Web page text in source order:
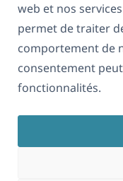
web et nos
permet de traiter
comportement de
consentement
fonctionnalités.
RGPD &